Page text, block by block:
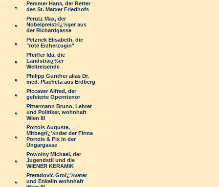
Pemmer Hans, der Retter
des St. Marxer Friedhofs
Perutz Max, der
Nobelpreistrï¿½ger aus
der Richardgasse
Petznek Elisabeth, die
"rote Erzherzogin"
Pfeiffer Ida, die
Landstraï¿½er
Weltreisende
Philipp Gunther alias Dr.
med. Placheta aus Erdberg
Piccaver Alfred, der
gefeierte Operntenor
Pittermann Bruno, Lehrer
und Politiker, wohnhaft
Wien III
Portois Auguste,
Mitbegrï¿½nder der Firma
Portois & Fix in der
Ungargasse
Powolny Michael, der
Jugendstil und die
WIENER KERAMIK
Preradovic Groï¿½vater
und Enkelin wohnhaft